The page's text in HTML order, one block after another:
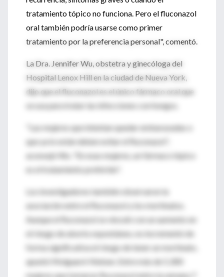
tratamiento tópico no funciona. Pero el fluconazol
oral también podría usarse como primer
tratamiento por la preferencia personal", comentó.
La Dra. Jennifer Wu, obstetra y ginecóloga del
Hospital Lenox Hill en la ciudad de Nueva York,
dijo que el fluconazol es el único fármaco oral que
se usa para tratar las infecciones con hongos.
"Las mujeres que intentan quedar embarazadas o
que ya lo están deben evitar el fluconazol",
aconsejó Wu. "En esas mujeres, un fármaco tópico
es el tratamiento preferido".
Los investigadores también observaron la
asociación entre el fluconazol y los mortinatos.
Aunque el fluconazol se vinculó con un aumento en
el riesgo de aborto espontáneo, no incrementó de
forma significativa el riesgo de tener un mortinato,
apuntó Molgaard-Nielsen. Entre más de 5,300